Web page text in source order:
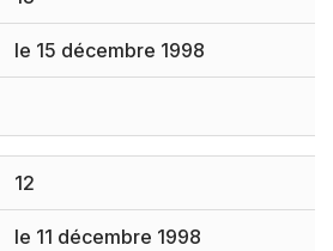
le 15 décembre 1998
12
le 11 décembre 1998